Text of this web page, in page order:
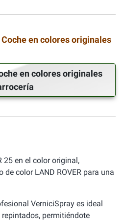
en colores originales
en colores originales
25 en el color original,
color LAND ROVER para una
VerniciSpray es ideal
permitiéndote